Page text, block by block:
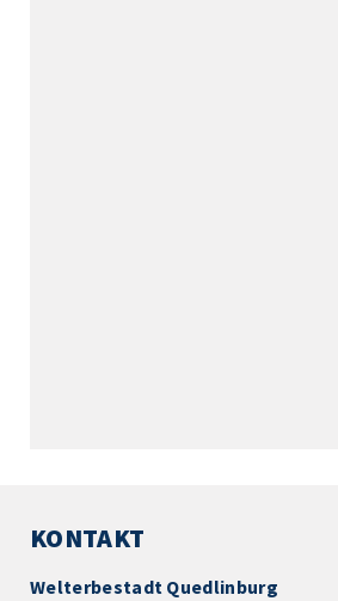
KONTAKT
Welterbestadt Quedlinburg